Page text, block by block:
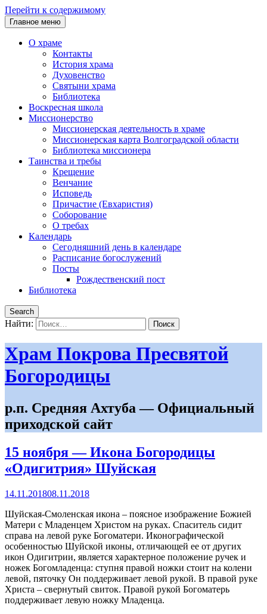
Перейти к содержимому
Главное меню
О храме
Контакты
История храма
Духовенство
Святыни храма
Библиотека
Воскресная школа
Миссионерство
Миссионерская деятельность в храме
Миссионерская карта Волгоградской области
Библиотека миссионера
Таинства и требы
Крещение
Венчание
Исповедь
Причастие (Евхаристия)
Соборование
О требах
Календарь
Сегодняшний день в календаре
Расписание богослужений
Посты
Рождественский пост
Библиотека
Search
Найти:
Храм Покрова Пресвятой
Богородицы
р.п. Средняя Ахтуба — Официальный
приходской сайт
15 ноября — Икона Богородицы
«Одигитрия» Шуйская
14.11.201808.11.2018
Шуйская-Смоленская икона – поясное изображение Божией
Матери с Младенцем Христом на руках. Спаситель сидит
справа на левой руке Богоматери. Иконографической
особенностью Шуйской иконы, отличающей ее от других
икон Одигитрии, является характерное положение ручек и
ножек Богомладенца: ступня правой ножки стоит на колени
левой, пяточку Он поддерживает левой рукой. В правой руке
Христа – свернутый свиток. Правой рукой Богоматерь
поддерживает левую ножку Младенца.